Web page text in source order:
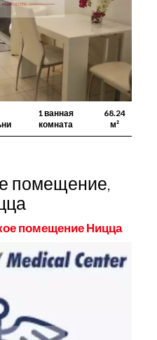
1 ванная
комната
68.24
м²
помещение,
помещение Ницца